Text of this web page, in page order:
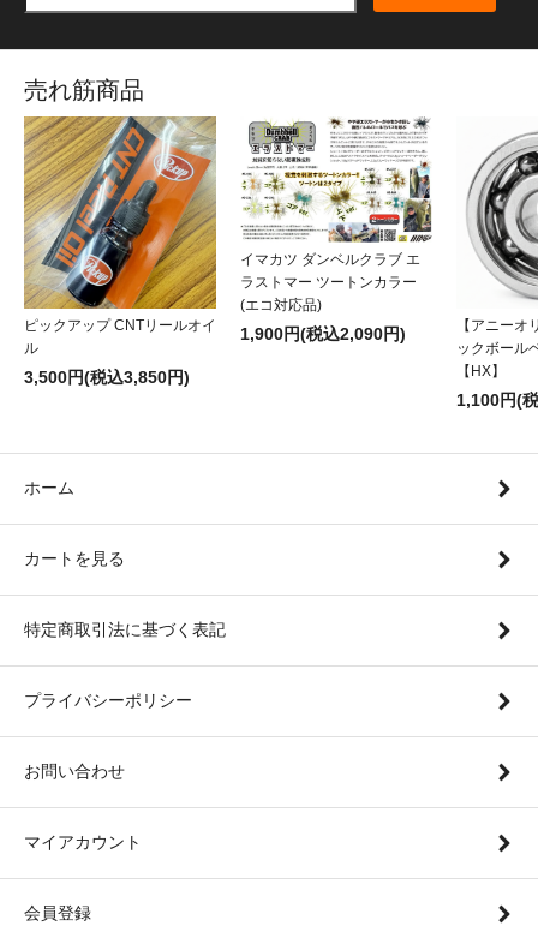
売れ筋商品
ピックアップ CNTリールオイ
ル
3,500円(税込3,850円)
イマカツ ダンベルクラブ エ
ラストマー ツートンカラー
(エコ対応品)
1,900円(税込2,090円)
【アニーオ
ックボール
【HX】
1,100円(
ホーム
カートを見る
特定商取引法に基づく表記
プライバシーポリシー
お問い合わせ
マイアカウント
会員登録